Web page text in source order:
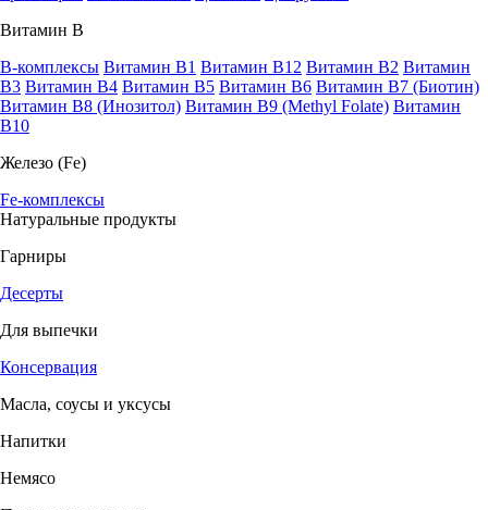
Витамин В
B-комплексы Витамин B1 Витамин B12 Витамин B2 Витамин
B3 Витамин B4 Витамин B5 Витамин B6 Витамин B7 (Биотин)
Витамин B8 (Инозитол) Витамин B9 (Methyl Folate) Витамин
В10
Железо (Fe)
Fe-комплексы
Натуральные продукты
Гарниры
Десерты
Для выпечки
Консервация
Масла, соусы и уксусы
Напитки
Немясо